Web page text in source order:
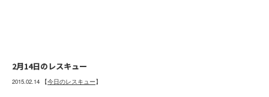
2月14日のレスキュー
2015.02.14 【今日のレスキュー】